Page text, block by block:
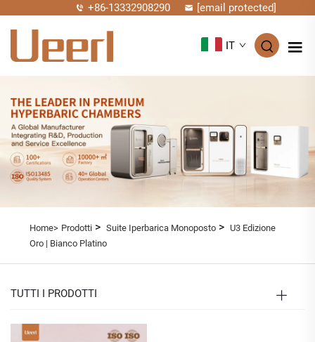
+86-13332908290 [email protected]
IT
Home> Prodotti> Suite Iperbarica Monoposto> U3 Edizione
Oro | Bianco Platino
TUTTI I PRODOTTI